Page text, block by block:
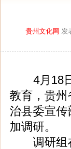
贵州文化网 发
4月18日
教育，贵州
治县委宣
加调研。
调研组在